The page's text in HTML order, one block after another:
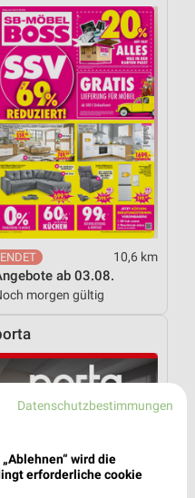
10,6 km
ab 03.08.
morgen gültig
Datenschutzbestimmungen
wird die
erforderliche cookie